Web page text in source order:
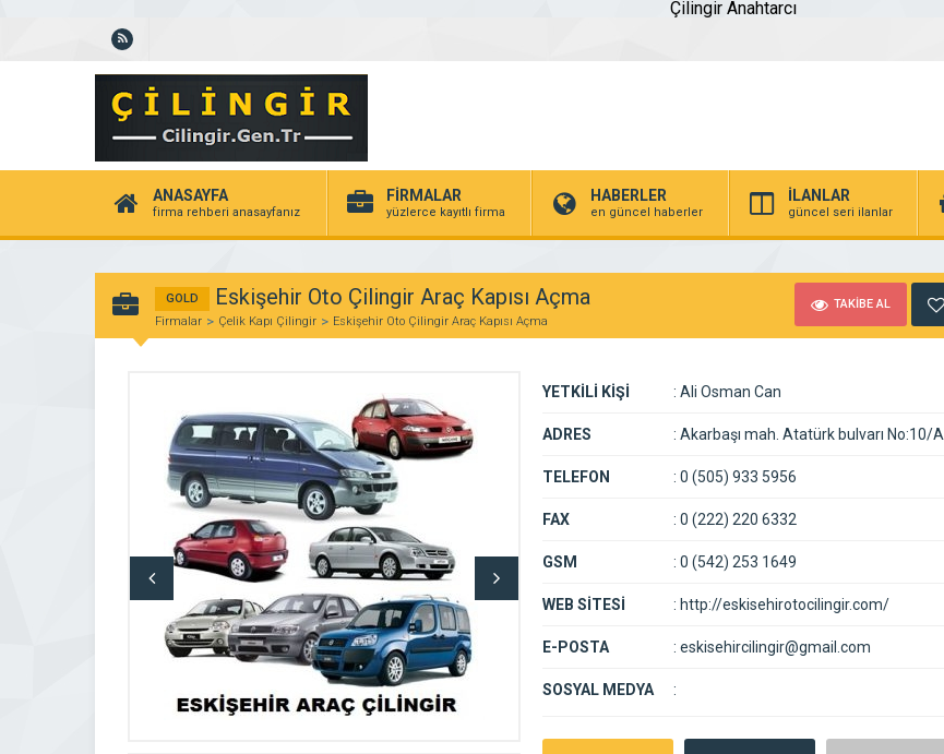
Çilingir Anahtarcı
ANASAYFA
firma rehberi anasayfanız
FİRMALAR
yüzlerce kayıtlı firma
HABERLER
en güncel haberler
İLANLAR
güncel seri ilanlar
GOLD Eskişehir Oto Çilingir Araç Kapısı Açma
Firmalar Çelik Kapı Çilingir Eskişehir Oto Çilingir Araç Kapısı Açma
TAKİBE AL
YETKİLİ KİŞİ : Ali Osman Can
ADRES : Akarbaşı mah. Atatürk bulvarı No:10/A
TELEFON : 0 (505) 933 5956
FAX : 0 (222) 220 6332
GSM : 0 (542) 253 1649
WEB SİTESİ : http://eskisehirotocilingir.com/
E-POSTA : eskisehircilingir@gmail.com
SOSYAL MEDYA :